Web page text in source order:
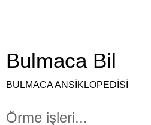
Bulmaca Bil
BULMACA ANSİKLOPEDİSİ
Örme işleri...